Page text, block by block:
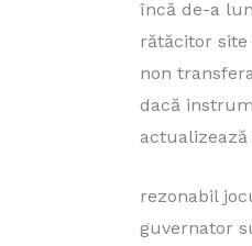
încă de-a
rătăcitor
non
dacă
rezonabil
guvernator